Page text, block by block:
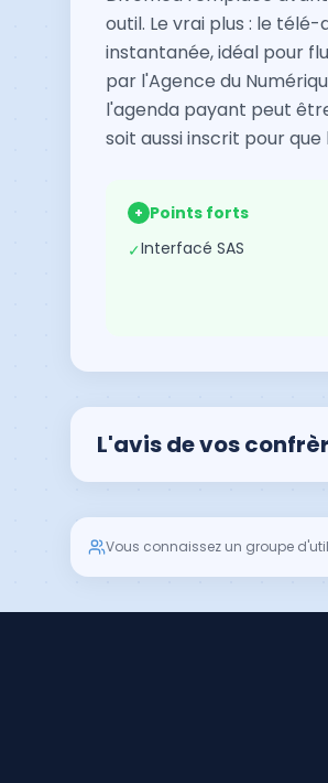
outil. Le vrai plus : le
instantanée, idéal pour
par l'Agence du
l'agenda payant peut
soit aussi inscrit pour
+ Points forts
✓Interfacé SAS
L'avis de vos
Vous connaissez un groupe